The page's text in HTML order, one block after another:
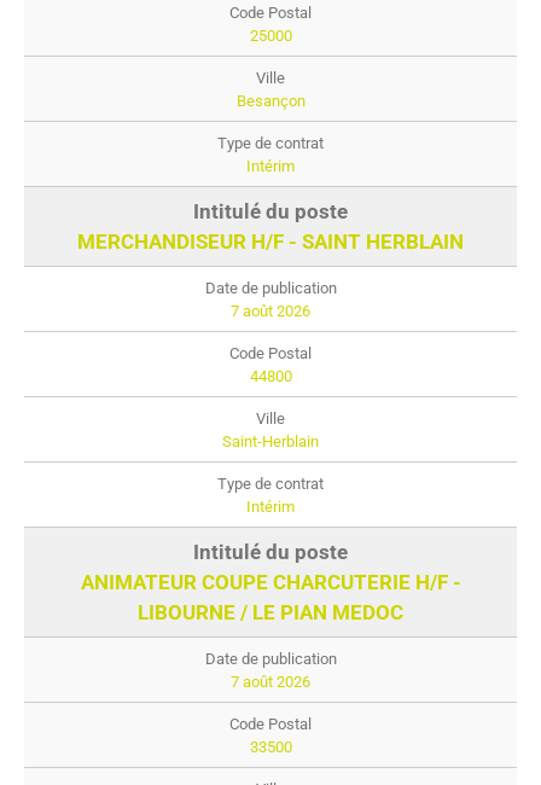
25000
Besançon
Intérim
MERCHANDISEUR H/F - SAINT HERBLAIN
7 août 2026
44800
Saint-Herblain
Intérim
ANIMATEUR COUPE CHARCUTERIE H/F -
LIBOURNE / LE PIAN MEDOC
7 août 2026
33500